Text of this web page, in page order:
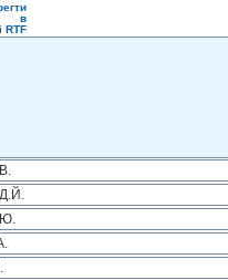
в
RTF
Д.Й.